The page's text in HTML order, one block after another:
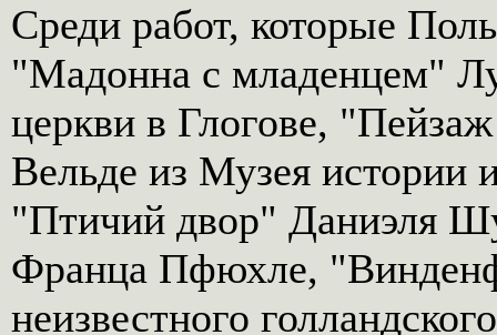
Среди работ, которые
"Мадонна с младенцем"
церкви в Глогове,
Вельде из Музея истории
"Птичий двор" Даниэля
Франца Пфюхле,
неизвестного